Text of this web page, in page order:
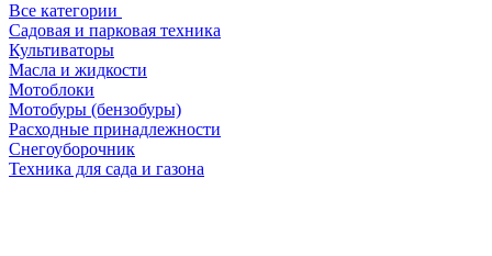
Все категории
Садовая и парковая техника
Культиваторы
Масла и жидкости
Мотоблоки
Мотобуры (бензобуры)
Расходные принадлежности
Снегоуборочник
Техника для сада и газона